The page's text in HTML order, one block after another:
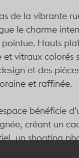
de la vibrante
le charme
Hauts
et vitraux colorés
et des
et raffinée.
bénéficie
créant un
un shooting